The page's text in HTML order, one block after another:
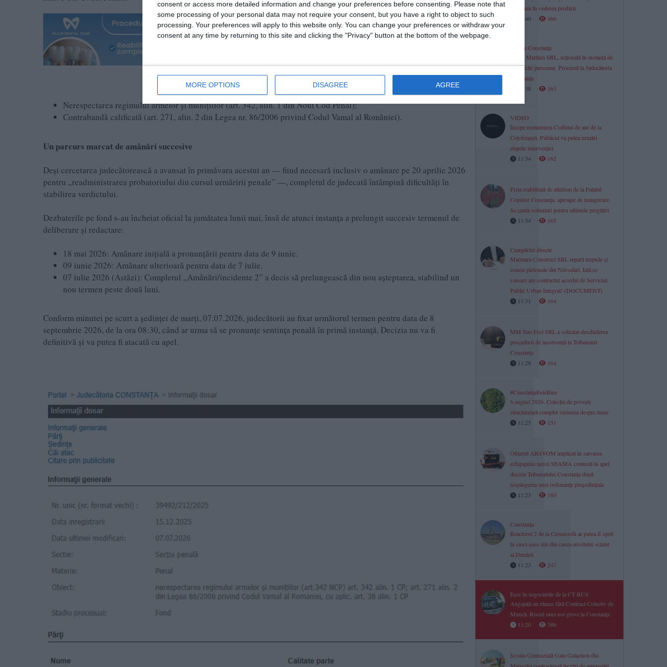
consent or access more detailed information and change your preferences before consenting.
Please note that
some processing of your personal data may not require your consent, but you have a right to object to such
processing. Your preferences will apply to this website only. You can change your preferences or withdraw your
consent at any time by returning to this site and clicking the "Privacy" button at the bottom of the webpage.
MORE OPTIONS DISAGREE AGREE
Nerespectarea regimului armelor și munițiilor (art. 342, alin. 1 din Noul Cod Penal);
Contrabandă calificată (art. 271, alin. 2 din Legea nr. 86/2006 privind Codul Vamal al României).
Un parcurs marcat de amânări succesive
Deși cercetarea judecătorească a avansat în primăvara acestui an — fiind necesară inclusiv o amânare pe 20 aprilie 2026
pentru „readministrarea probatoriului din cursul urmăririi penale” —, completul de judecată întâmpină dificultăți în
stabilirea verdictului.
Dezbaterile pe fond s-au încheiat oficial la jumătatea lunii mai, însă de atunci instanța a prelungit succesiv termenul de
deliberare și redactare:
18 mai 2026: Amânare inițială a pronunțării pentru data de 9 iunie.
09 iunie 2026: Amânare ulterioară pentru data de 7 iulie.
07 iulie 2026 (Astăzi): Completul „Amânări/incidente 2” a decis să prelungească din nou așteptarea, stabilind un
nou termen peste două luni.
Conform minutei pe scurt a ședinței de marți, 07.07.2026, judecătorii au fixat următorul termen pentru data de 8
septembrie 2026, de la ora 08:30, când ar urma să se pronunțe sentința penală în primă instanță. Decizia nu va fi
definitivă și va putea fi atacată cu apel.
România în vederea predării
11:40
166
Justiție Constanța
Lukas Maritim SRL, acționată în instanță de
mai multe persoane. Procesul la Judecătoria
Constanța
11:38
163
VIDEO
Începe restaurarea Coifului de aur de la
Coțofenești. Publicul va putea urmări
etapele intervenției
11:34
162
Pista reabilitată de atletism de la Palatul
Copiilor Constanța, aproape de inaugurare.
Se caută voluntari pentru ultimele pregătiri
11:34
165
Cumpărări directe
Marmara Construct SRL repară treptele și
zonele pietonale din Năvodari. Iată ce
valoare are contractul acordat de Serviciul
Public Urban Integrat! (DOCUMENT)
11:31
164
MM Sun Fest SRL a solicitat deschiderea
procedurii de insolvență la Tribunalul
Constanța
11:28
164
#ConstanțaEsteBine
6 august 2026. Colecția de povești
structurează complet viziunea despre lume
11:25
151
Ofițerul ARSVOM implicat în salvarea
echipajului navei SEAMA contestă în apel
decizia Tribunalului Constanța după
respingerea unei ordonanțe președințiale
11:23
180
Constanța
Reactorul 2 de la Cernavodă ar putea fi oprit
în cinci-șase zile din cauza nivelului scăzut
al Dunării
11:23
247
Eșec în negocierile de la CT BUS
Angajații au rămas fără Contract Colectiv de
Muncă. Riscul unei noi greve la Constanța
11:20
386
Școala Gimnazială Gala Galaction din